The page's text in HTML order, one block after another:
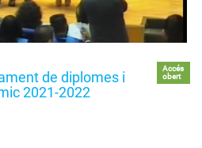
de diplomes i
2021-2022
Accés
obert